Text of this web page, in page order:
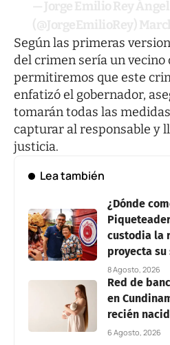
Según las primeras
del crimen sería un vecino
permitiremos que este
enfatizó el gobernador,
tomarán todas las
capturar al responsable y
justicia.
Lea también
¿Dónde
custodia la
proyecta
8 Agosto, 2026
Red de
en
recién
6 Agosto, 2026